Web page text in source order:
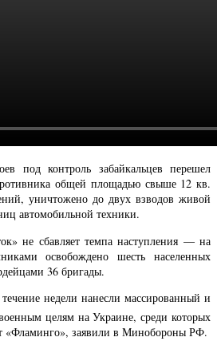
под контроль забайкальцев перешел
общей площадью свыше 12 кв.
уничтожено до двух взводов живой
автомобильной техники.
не сбавляет темпа наступления — на
освобождено шесть населенных
36 бригады.
недели нанесли массированный и
целям на Украине, среди которых
«Фламинго», заявили в Минобороны РФ.